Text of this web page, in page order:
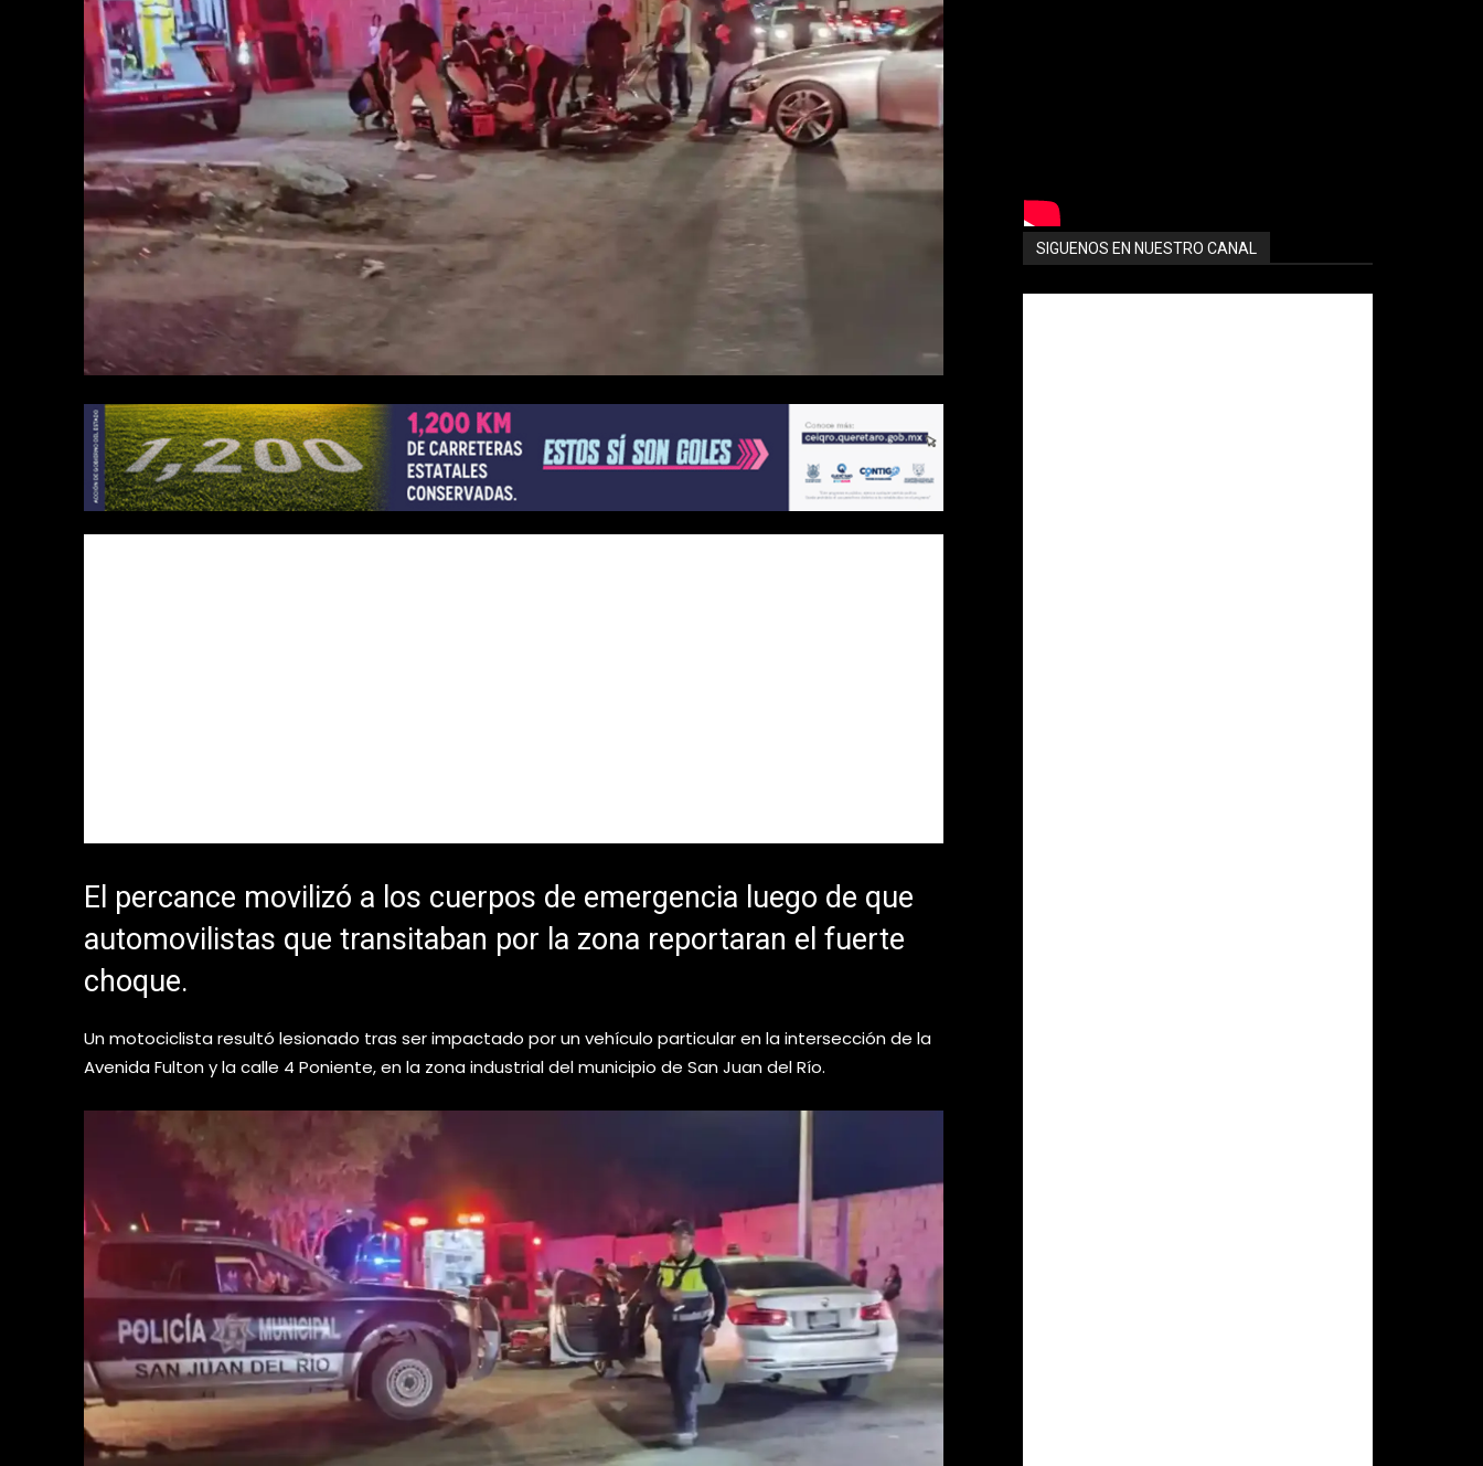
El percance movilizó a los cuerpos de emergencia luego de que
automovilistas que transitaban por la zona reportaran el fuerte
choque.
Un motociclista resultó lesionado tras ser impactado por un vehículo particular en la intersección de la
Avenida Fulton y la calle 4 Poniente, en la zona industrial del municipio de San Juan del Río.
SIGUENOS EN NUESTRO CANAL